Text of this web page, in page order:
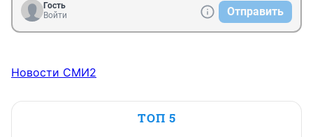
Гость
Войти
Отправить
Новости СМИ2
ТОП 5